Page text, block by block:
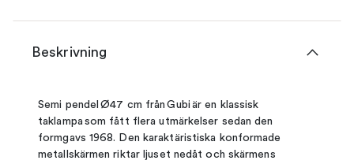
Beskrivning
Semi pendel Ø47 cm från Gubi är en klassisk
taklampa som fått flera utmärkelser sedan den
formgavs 1968. Den karaktäristiska konformade
metallskärmen riktar ljuset nedåt och skärmens